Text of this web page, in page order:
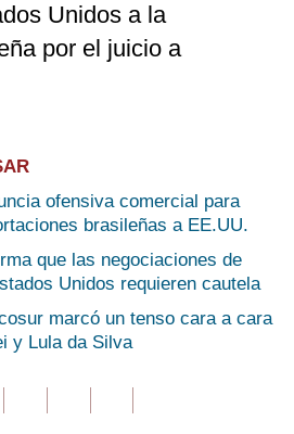
Unidos a la
por el juicio a
ofensiva comercial para
brasileñas a EE.UU.
que las negociaciones de
Unidos requieren cautela
marcó un tenso cara a cara
y Lula da Silva